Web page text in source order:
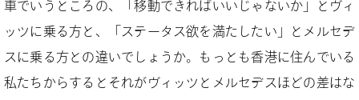
車でいうところの、「移動できればいいじゃないか」とヴィ
ッツに乗る方と、「ステータス欲を満たしたい」とメルセデ
スに乗る方との違いでしょうか。もっとも香港に住んでいる
私たちからするとそれがヴィッツとメルセデスほどの差はな